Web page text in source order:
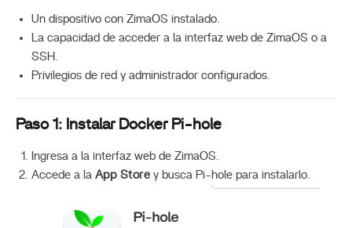
Un dispositivo con ZimaOS instalado.
La capacidad de acceder a la interfaz web de ZimaOS o a
SSH.
Privilegios de red y administrador configurados.
Paso 1: Instalar Docker Pi-hole
Ingresa a la interfaz web de ZimaOS.
Accede a la App Store y busca Pi-hole para instalarlo.